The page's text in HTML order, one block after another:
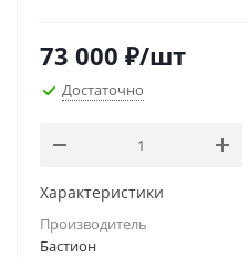
73 000 ₽/шт
Достаточно
Характеристики
Производитель
Бастион